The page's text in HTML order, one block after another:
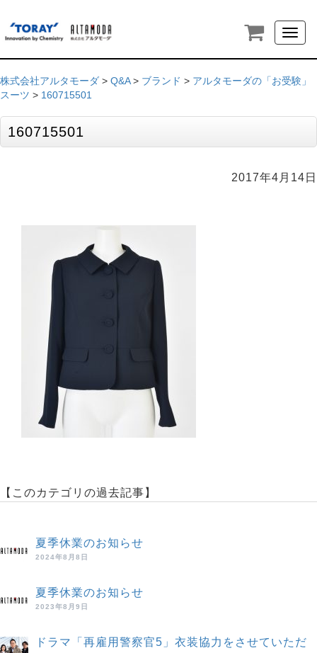
株式会社アルタモーダ > Q&A> ブランド > アルタモーダの「お受験」
スーツ > 160715501
160715501
2017年4月14日
【このカテゴリの過去記事】
夏季休業のお知らせ
2024年8月8日
夏季休業のお知らせ
2023年8月9日
ドラマ「再雇用警察官5」衣装協力をさせていただ